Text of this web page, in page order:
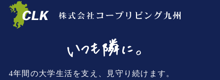
4年間の大学生活を支え、見守り続けます。